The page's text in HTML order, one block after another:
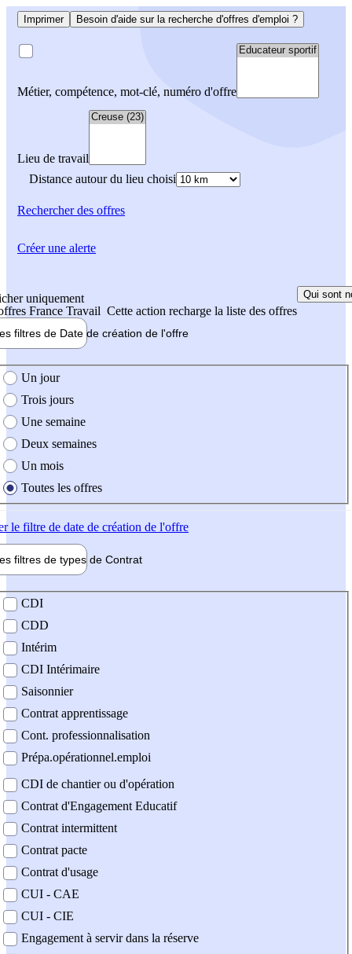
Imprimer Besoin d'aide sur la recherche d'offres d'emploi ?
Métier, compétence, mot-clé, numéro d'offre
Lieu de travail
Distance autour du lieu choisi
Rechercherdes offres
uniquement
France Travail Cette action recharge la liste des offres
Qui sont
filtres de Date de création de l'offre
création de l'offre
Un jour
Trois jours
Une semaine
Deux semaines
Un mois
Toutes les offres
le filtre de date de création de l'offre
filtres de types de Contrat
contrat
CDI
CDD
Intérim
CDI Intérimaire
Saisonnier
Contrat apprentissage
Cont. professionnalisation
Prépa.opérationnel.emploi
CDI de chantier ou d'opération
Contrat d'Engagement Educatif
Contrat intermittent
Contrat pacte
Contrat d'usage
CUI - CAE
CUI - CIE
Engagement à servir dans la réserve
Créer une alerte